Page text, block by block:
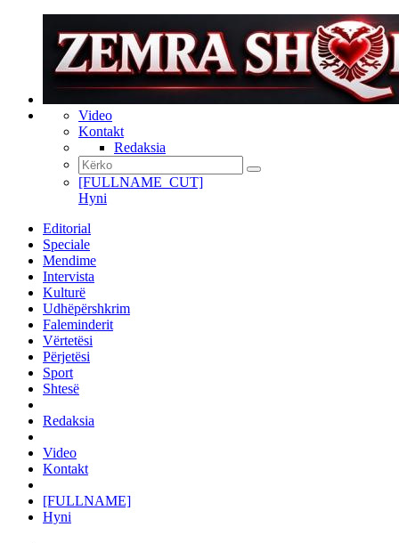
Video
Kontakt
Redaksia
[FULLNAME_CUT]
Hyni
Editorial
Speciale
Mendime
Intervista
Kulturë
Udhëpërshkrim
Faleminderit
Vërtetësi
Përjetësi
Sport
Shtesë
Redaksia
Video
Kontakt
[FULLNAME]
Hyni